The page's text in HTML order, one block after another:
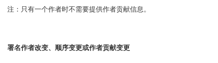
注：只有一个作者时不需要提供作者贡献信息。
署名作者改变、顺序变更或作者贡献变更